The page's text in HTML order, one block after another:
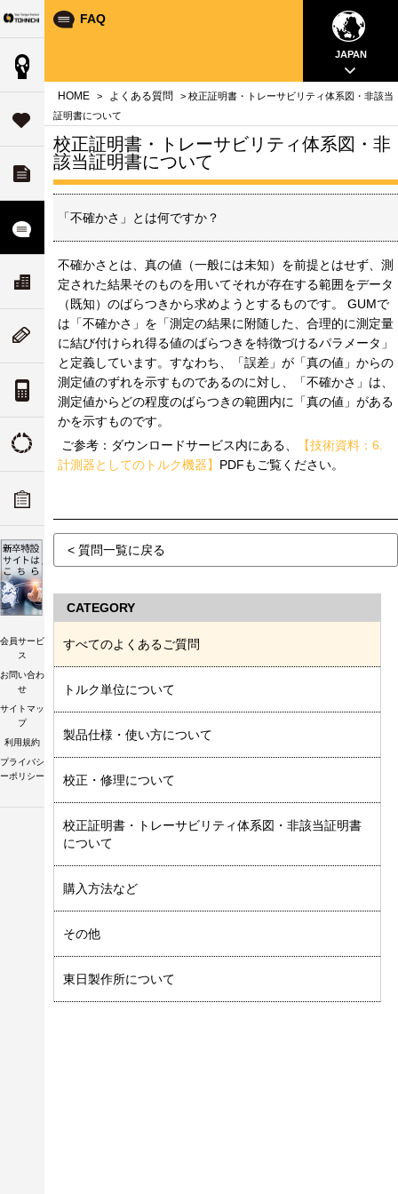
Your Torque Partner TOHNICHI
サポート
ダウンロード
よくある質問
会社案内
ニューストピックス
トルク単位の換算
トルクの由来
会員サービ
ス
お問い合わ
せ
サイトマッ
プ
利用規約
プライバシ
ーポリシー
close
close
close
デ
ツリ
close
て
ティ
close
close
close FAQ
JAPAN
HOME > よくある質問
> 校正証明書・トレーサビリティ体系図・非該当
証明書について
校正証明書・トレーサビリティ体系図・非
該当証明書について
「不確かさ」とは何ですか？
不確かさとは、真の値（一般には未知）を前提とはせず、測
定された結果そのものを用いてそれが存在する範囲をデータ
（既知）のばらつきから求めようとするものです。 GUMで
は「不確かさ」を「測定の結果に附随した、合理的に測定量
に結び付けられ得る値のばらつきを特徴づけるパラメータ」
と定義しています。すなわち、「誤差」が「真の値」からの
測定値のずれを示すものであるのに対し、「不確かさ」は、
測定値からどの程度のばらつきの範囲内に「真の値」がある
かを示すものです。
ご参考：ダウンロードサービス内にある、
【技術資料：6.
計測器としてのトルク機器】 PDFもご覧ください。
< 質問一覧に戻る
CATEGORY
すべてのよくあるご質問
トルク単位について
製品仕様・使い方について
校正・修理について
校正証明書・トレーサビリティ体系図・非該当証明書
について
購入方法など
その他
東日製作所について